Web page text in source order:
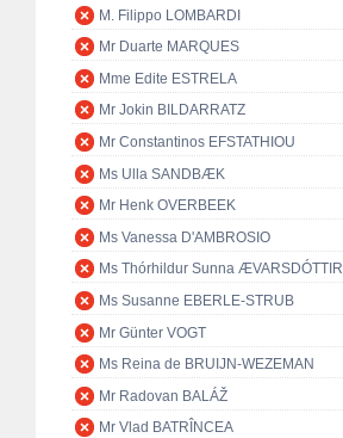
M. Filippo LOMBARDI
Mr Duarte MARQUES
Mme Edite ESTRELA
Mr Jokin BILDARRATZ
Mr Constantinos EFSTATHIOU
Ms Ulla SANDBÆK
Mr Henk OVERBEEK
Ms Vanessa D'AMBROSIO
Ms Thórhildur Sunna ÆVARSDÓTTIR
Ms Susanne EBERLE-STRUB
Mr Günter VOGT
Ms Reina de BRUIJN-WEZEMAN
Mr Radovan BALÁŽ
Mr Vlad BATRÎNCEA